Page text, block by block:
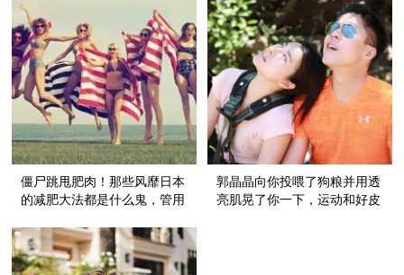
僵尸跳甩肥肉！那些风靡日本
的减肥大法都是什么鬼，管用
郭晶晶向你投喂了狗粮并用透
亮肌晃了你一下，运动和好皮